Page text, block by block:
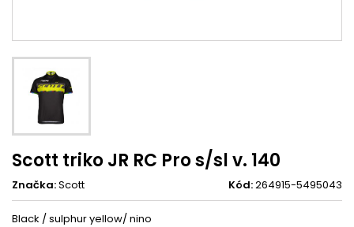
Scott triko JR RC Pro s/sl v. 140
Značka:Scott Kód:264915-5495043
Black / sulphur yellow/ nino